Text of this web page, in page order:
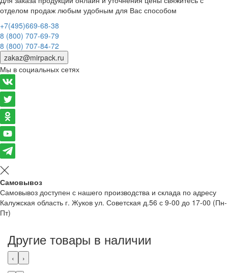
отделом продаж любым удобным для Вас способом
+7(495)669-68-38
8 (800) 707-69-79
8 (800) 707-84-72
zakaz@mirpack.ru
Мы в социальных сетях
Самовывоз
Самовывоз доступен с нашего производства и склада по адресу
Калужская область г. Жуков ул. Советская д.56 с 9-00 до 17-00 (Пн-
Пт)
Другие товары в наличии
‹ ›